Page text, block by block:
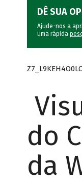
DÊ SUA
Ajude-nos a
uma rápida
do
da